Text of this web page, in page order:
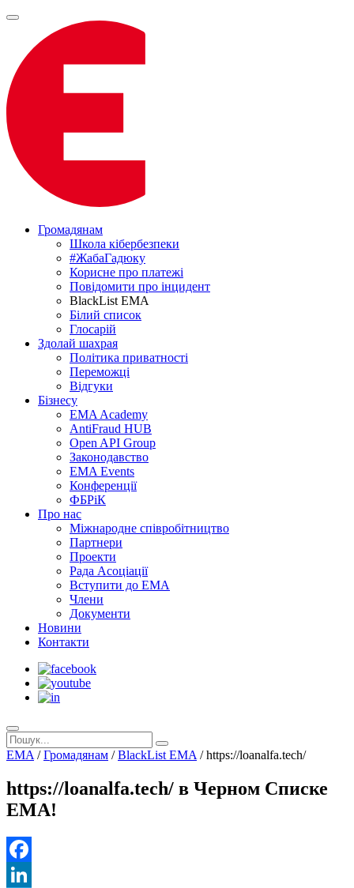
Громадянам
Школа кібербезпеки
#ЖабаГадюку
Корисне про платежі
Повідомити про інцидент
BlackList EMA
Білий список
Глосарій
Здолай шахрая
Політика приватності
Переможцi
Відгуки
Бізнесу
EMA Academy
AntiFraud HUB
Open API Group
Законодавство
EMA Events
Конференції
ФБРіК
Про нас
Міжнародне співробітництво
Партнери
Проекти
Рада Асоціації
Вступити до ЕМА
Члени
Документи
Новини
Контакти
EMA /Громадянам /BlackList EMA /https://loanalfa.tech/
https://loanalfa.tech/ в Черном Списке
ЕМА!
Facebook